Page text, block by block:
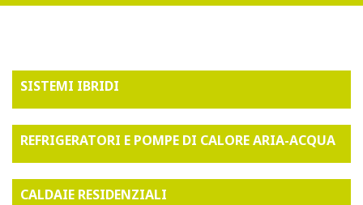
SISTEMI IBRIDI
REFRIGERATORI E POMPE DI CALORE ARIA-ACQUA
CALDAIE RESIDENZIALI